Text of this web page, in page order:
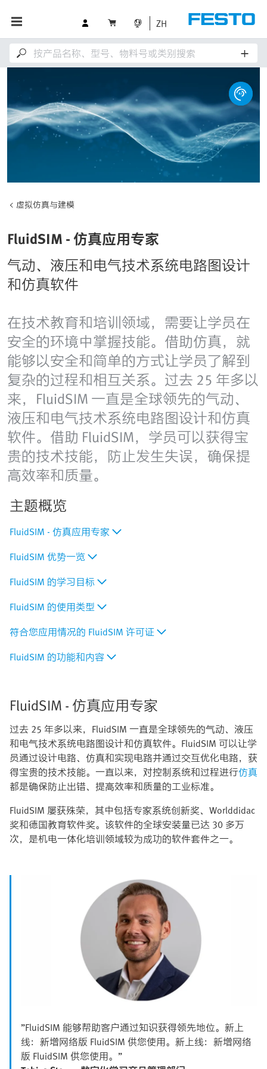
ZH
虚拟仿真与建模
FluidSIM - 仿真应用专家
气动、液压和电气技术系统电路图设计
和仿真软件
在技术教育和培训领域，需要让学员在
安全的环境中掌握技能。借助仿真，就
能够以安全和简单的方式让学员了解到
复杂的过程和相互关系。过去 25 年多以
来，FluidSIM 一直是全球领先的气动、
液压和电气技术系统电路图设计和仿真
软件。借助 FluidSIM，学员可以获得宝
贵的技术技能，防止发生失误，确保提
高效率和质量。
主题概览
FluidSIM - 仿真应用专家
FluidSIM 优势一览
FluidSIM 的学习目标
FluidSIM 的使用类型
符合您应用情况的 FluidSIM 许可证
FluidSIM 的功能和内容
FluidSIM - 仿真应用专家
过去 25 年多以来，FluidSIM 一直是全球领先的气动、液压
和电气技术系统电路图设计和仿真软件。FluidSIM 可以让学
员通过设计电路、仿真和实现电路并通过交互优化电路，获
得宝贵的技术技能。一直以来，对控制系统和过程进行仿真
都是确保防止出错、提高效率和质量的工业标准。
FluidSIM 屡获殊荣，其中包括专家系统创新奖、Worlddidac
奖和德国教育软件奖。该软件的全球安装量已达 30 多万
次，是机电一体化培训领域较为成功的软件套件之一。
”FluidSIM 能够帮助客户通过知识获得领先地位。新上
线：新增网络版 FluidSIM 供您使用。新上线：新增网络
版 FluidSIM 供您使用。”